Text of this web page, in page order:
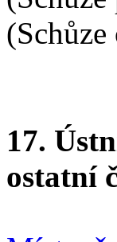
17.
ostatní